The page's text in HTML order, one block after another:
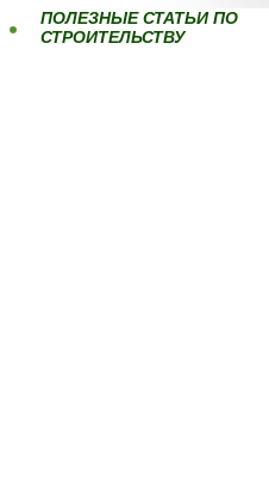
ПОЛЕЗНЫЕ СТАТЬИ ПО
СТРОИТЕЛЬСТВУ